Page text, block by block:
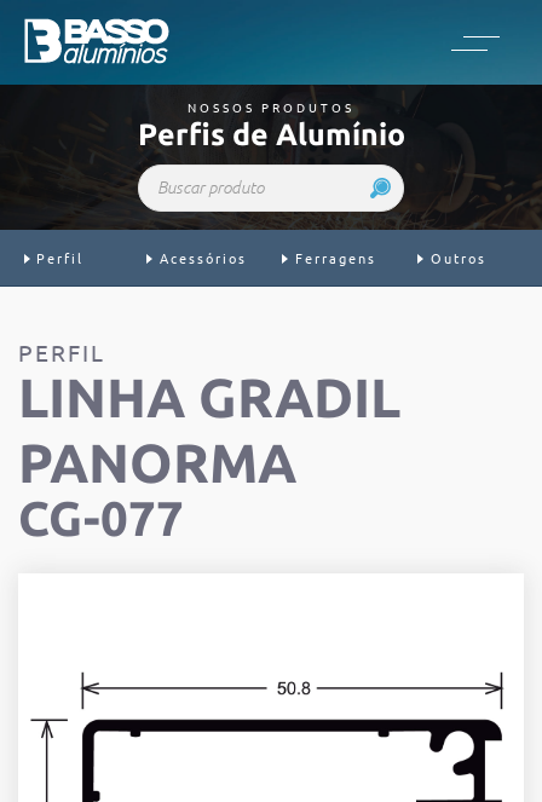
NOSSOS PRODUTOS
Perfis de Alumínio
Buscar produto
Perfil Acessórios Ferragens Outros
PERFIL
LINHA GRADIL
PANORMA
CG-077